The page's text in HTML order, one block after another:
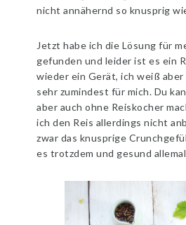
nicht annähernd so knusprig
Jetzt habe ich die Lösung für
gefunden und leider ist es ein
wieder ein Gerät, ich weiß
sehr zumindest für mich. Du
aber auch ohne Reiskocher
ich den Reis allerdings nicht
zwar das knusprige
es trotzdem und gesund